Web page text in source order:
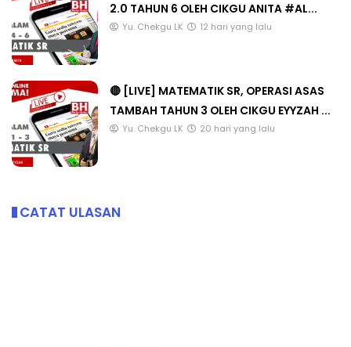
2.0 TAHUN 6 OLEH CIKGU ANITA #AL...
Yu. Chekgu LK 12 hari yang lalu
🔴 [LIVE] MATEMATIK SR, OPERASI ASAS
TAMBAH TAHUN 3 OLEH CIKGU EYYZAH ...
Yu. Chekgu LK 20 hari yang lalu
CATAT ULASAN